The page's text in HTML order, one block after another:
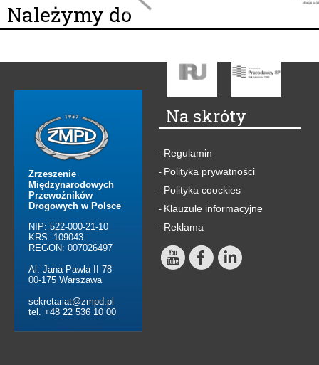
Należymy do
Zrzeszenie
Międzynarodowych
Przewoźników
Drogowych w Polsce
NIP: 522-000-21-10
KRS: 109043
REGON: 007026497
Al. Jana Pawła II 78
00-175 Warszawa
sekretariat@zmpd.pl
tel. +48 22 536 10 00
Na skróty
- Regulamin
- Polityka prywatności
- Polityka coockies
- Klauzule informacyjne
- Reklama